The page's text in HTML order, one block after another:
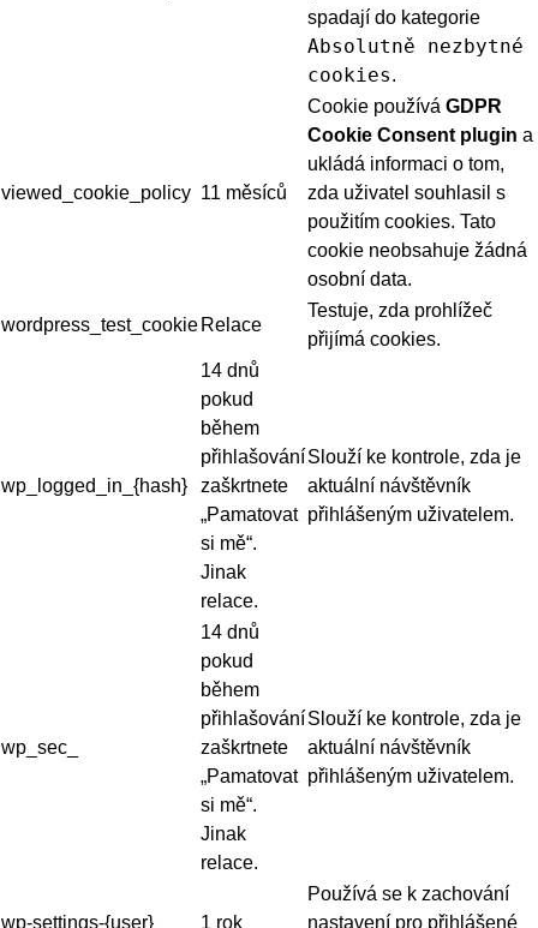
spadají do kategorie
Absolutně nezbytné
cookies.
viewed_cookie_policy 11 měsíců
Cookie používá GDPR
Cookie Consent plugin a
ukládá informaci o tom,
zda uživatel souhlasil s
použitím cookies. Tato
cookie neobsahuje žádná
osobní data.
wordpress_test_cookie Relace
Testuje, zda prohlížeč
přijímá cookies.
wp_logged_in_{hash}
14 dnů
pokud
během
přihlašování
zaškrtnete
„Pamatovat
si mě“.
Jinak
relace.
Slouží ke kontrole, zda je
aktuální návštěvník
přihlášeným uživatelem.
wp_sec_
14 dnů
pokud
během
přihlašování
zaškrtnete
„Pamatovat
si mě“.
Jinak
relace.
Slouží ke kontrole, zda je
aktuální návštěvník
přihlášeným uživatelem.
wp-settings-{user} 1 rok
Používá se k zachování
nastavení pro přihlášené